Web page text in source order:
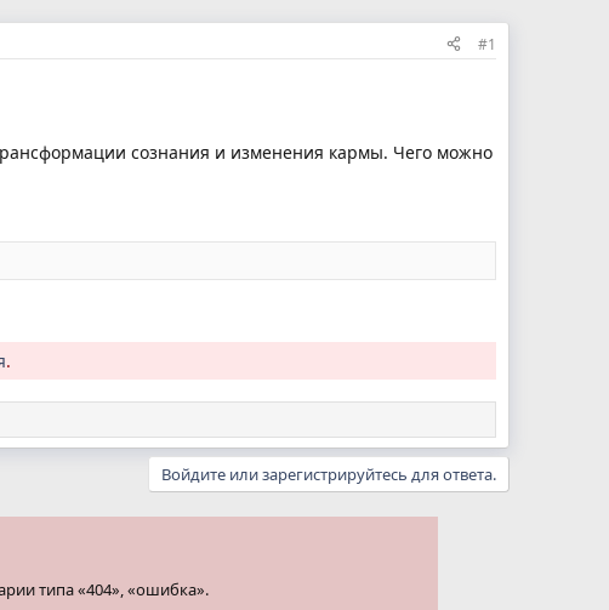
#1
трансформации сознания и изменения кармы. Чего можно
.
Войдите или зарегистрируйтесь для ответа.
типа «404», «ошибка».